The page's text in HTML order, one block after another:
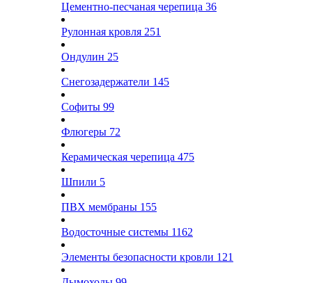
Цементно-песчаная черепица 36
Рулонная кровля 251
Ондулин 25
Снегозадержатели 145
Софиты 99
Флюгеры 72
Керамическая черепица 475
Шпили 5
ПВХ мембраны 155
Водосточные системы 1162
Элементы безопасности кровли 121